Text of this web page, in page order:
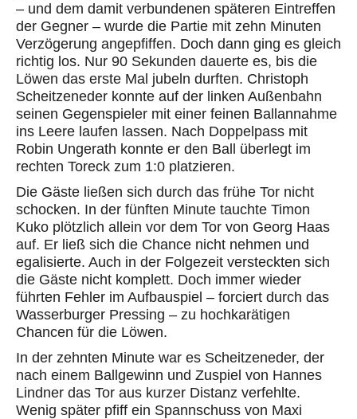
– und dem damit verbundenen späteren Eintreffen
der Gegner – wurde die Partie mit zehn Minuten
Verzögerung angepfiffen. Doch dann ging es gleich
richtig los. Nur 90 Sekunden dauerte es, bis die
Löwen das erste Mal jubeln durften. Christoph
Scheitzeneder konnte auf der linken Außenbahn
seinen Gegenspieler mit einer feinen Ballannahme
ins Leere laufen lassen. Nach Doppelpass mit
Robin Ungerath konnte er den Ball überlegt im
rechten Toreck zum 1:0 platzieren.
Die Gäste ließen sich durch das frühe Tor nicht
schocken. In der fünften Minute tauchte Timon
Kuko plötzlich allein vor dem Tor von Georg Haas
auf. Er ließ sich die Chance nicht nehmen und
egalisierte. Auch in der Folgezeit versteckten sich
die Gäste nicht komplett. Doch immer wieder
führten Fehler im Aufbauspiel – forciert durch das
Wasserburger Pressing – zu hochkarätigen
Chancen für die Löwen.
In der zehnten Minute war es Scheitzeneder, der
nach einem Ballgewinn und Zuspiel von Hannes
Lindner das Tor aus kurzer Distanz verfehlte.
Wenig später pfiff ein Spannschuss von Maxi